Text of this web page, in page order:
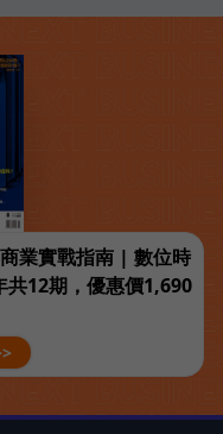
業實戰指南 | 數位時
共12期，優惠價1,690